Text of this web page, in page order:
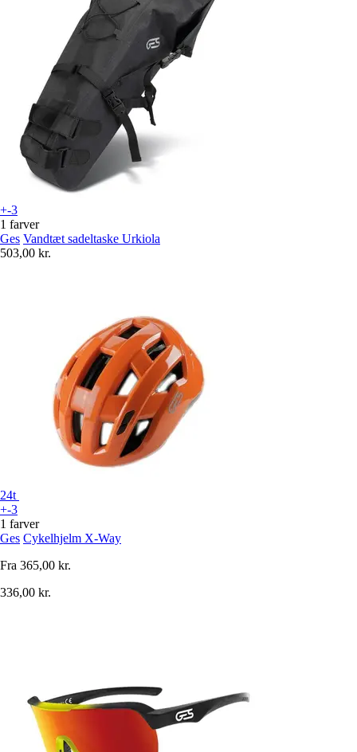
+-3
1 farver
Ges Vandtæt sadeltaske Urkiola
503,00 kr.
24t
+-3
1 farver
Ges Cykelhjelm X-Way
Fra 365,00 kr.
336,00 kr.